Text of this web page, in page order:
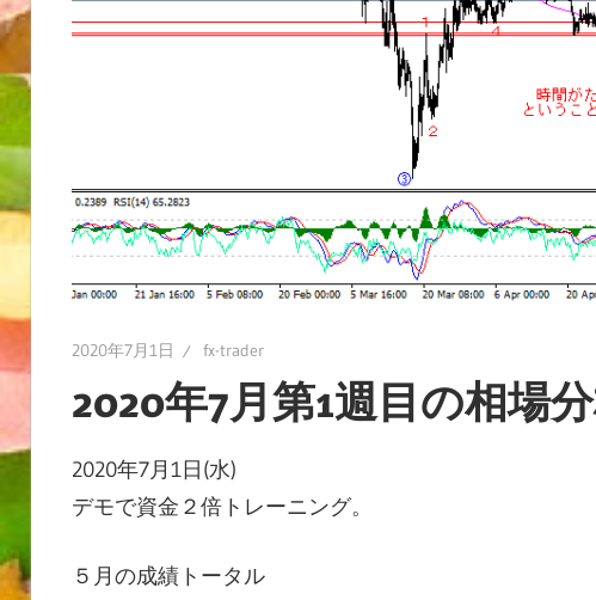
2020年7月1日 fx-trader
2020年7月第1週目の相場
2020年7月1日(水)
デモで資金２倍トレーニング。
５月の成績トータル